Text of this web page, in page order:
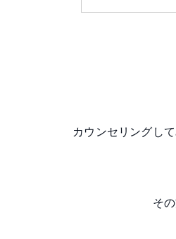
カウンセリングし
そ